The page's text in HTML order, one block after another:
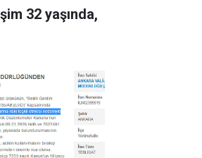
32 yaşında,